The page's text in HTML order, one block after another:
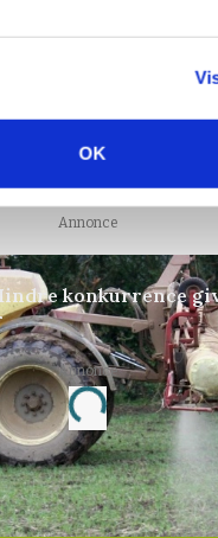
OK
1.000 trinløse
Annonce
konkurrence
Annonce
Loading...
Jobs